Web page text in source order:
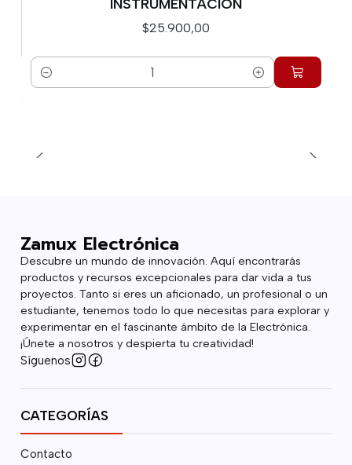
INSTRUMENTACION
$25.900,00
Cantidad
Zamux Electrónica
Descubre un mundo de innovación. Aquí encontrarás
productos y recursos excepcionales para dar vida a tus
proyectos. Tanto si eres un aficionado, un profesional o un
estudiante, tenemos todo lo que necesitas para explorar y
experimentar en el fascinante ámbito de la Electrónica.
¡Únete a nosotros y despierta tu creatividad!
Síguenos
CATEGORÍAS
Contacto